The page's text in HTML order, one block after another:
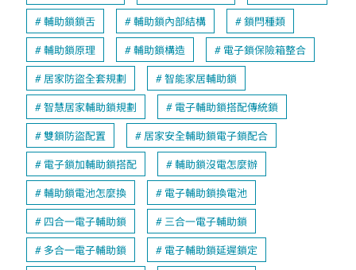
輔助鎖鎖舌 輔助鎖內部結構 鎖閂種類
輔助鎖原理 輔助鎖構造 電子鎖保險箱整合
居家防盜全套規劃 智能家居輔助鎖
智慧居家輔助鎖規劃 電子輔助鎖搭配傳統鎖
雙鎖防盜配置 居家安全輔助鎖電子鎖配合
電子鎖加輔助鎖搭配 輔助鎖沒電怎麼辦
輔助鎖電池怎麼換 電子輔助鎖換電池
四合一電子輔助鎖 三合一電子輔助鎖
多合一電子輔助鎖 電子輔助鎖延遲鎖定